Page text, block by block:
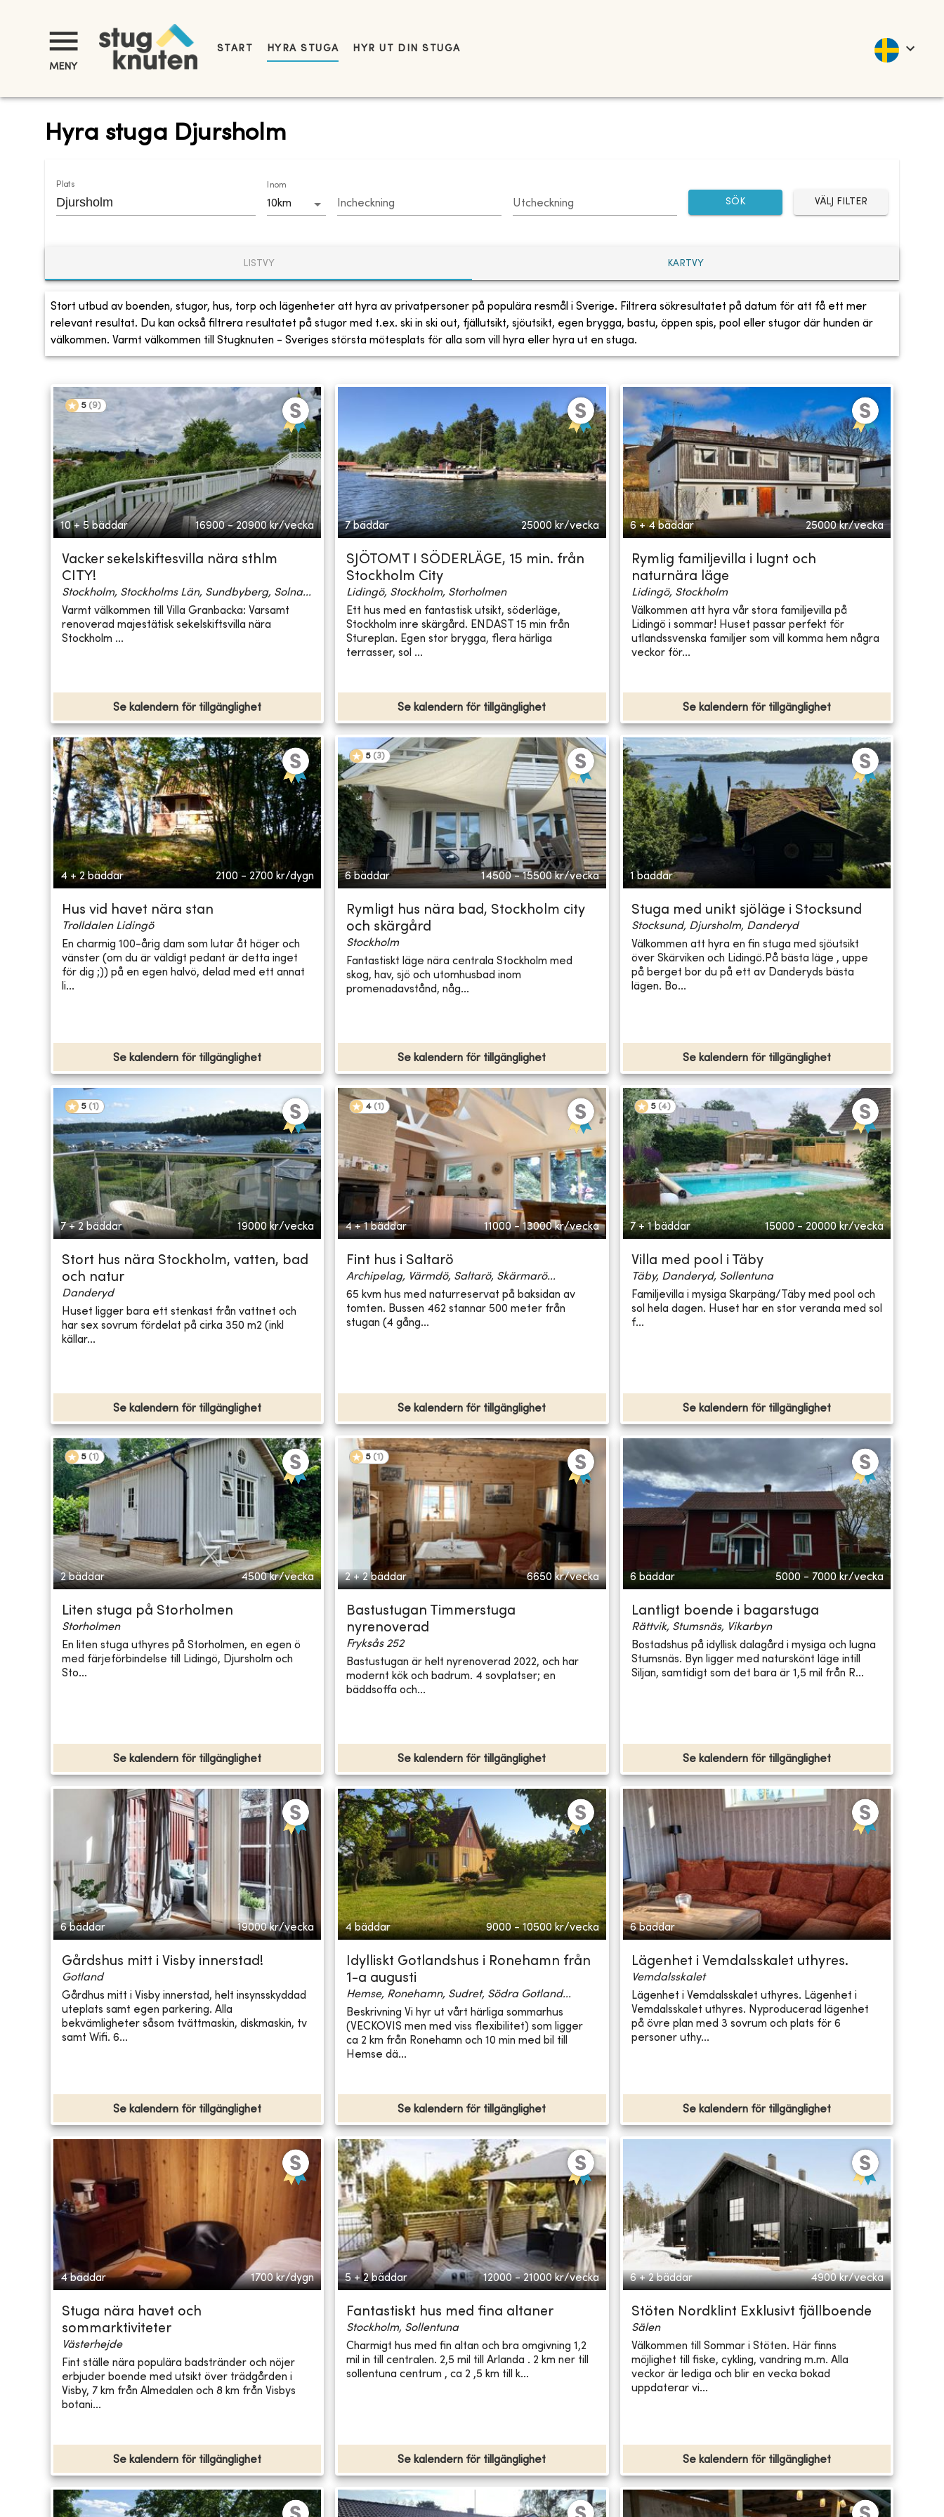
MENY
START HYRA STUGA HYR UT DIN STUGA
Hyra stuga Djursholm
Plats Inom
10km Incheckning Utcheckning SÖK VÄLJ FILTER
LISTVY KARTVY
Stort utbud av boenden, stugor, hus, torp och lägenheter att hyra av privatpersoner på populära resmål i Sverige. Filtrera sökresultatet på datum för att få ett mer
relevant resultat. Du kan också filtrera resultatet på stugor med t.ex. ski in ski out, fjällutsikt, sjöutsikt, egen brygga, bastu, öppen spis, pool eller stugor där hunden är
välkommen. Varmt välkommen till Stugknuten - Sveriges största mötesplats för alla som vill hyra eller hyra ut en stuga.
5 (9)
10 + 5 bäddar 16900 - 20900 kr/vecka
Vacker sekelskiftesvilla nära sthlm
CITY!
Stockholm, Stockholms Län, Sundbyberg, Solna...
Varmt välkommen till Villa Granbacka: Varsamt
renoverad majestätisk sekelskiftsvilla nära
Stockholm ...
Se kalendern för tillgänglighet
7 bäddar 25000 kr/vecka
SJÖTOMT I SÖDERLÄGE, 15 min. från
Stockholm City
Lidingö, Stockholm, Storholmen
Ett hus med en fantastisk utsikt, söderläge,
Stockholm inre skärgård. ENDAST 15 min från
Stureplan. Egen stor brygga, flera härliga
terrasser, sol ...
Se kalendern för tillgänglighet
6 + 4 bäddar 25000 kr/vecka
Rymlig familjevilla i lugnt och
naturnära läge
Lidingö, Stockholm
Välkommen att hyra vår stora familjevilla på
Lidingö i sommar! Huset passar perfekt för
utlandssvenska familjer som vill komma hem några
veckor för...
Se kalendern för tillgänglighet
4 + 2 bäddar 2100 - 2700 kr/dygn
Hus vid havet nära stan
Trolldalen Lidingö
En charmig 100-årig dam som lutar åt höger och
vänster (om du är väldigt pedant är detta inget
för dig ;)) på en egen halvö, delad med ett annat
li...
Se kalendern för tillgänglighet
5 (3)
6 bäddar 14500 - 15500 kr/vecka
Rymligt hus nära bad, Stockholm city
och skärgård
Stockholm
Fantastiskt läge nära centrala Stockholm med
skog, hav, sjö och utomhusbad inom
promenadavstånd, någ...
Se kalendern för tillgänglighet
1 bäddar
Stuga med unikt sjöläge i Stocksund
Stocksund, Djursholm, Danderyd
Välkommen att hyra en fin stuga med sjöutsikt
över Skärviken och Lidingö.På bästa läge , uppe
på berget bor du på ett av Danderyds bästa
lägen. Bo...
Se kalendern för tillgänglighet
5 (1 )
7 + 2 bäddar 19000 kr/vecka
Stort hus nära Stockholm, vatten, bad
och natur
Danderyd
Huset ligger bara ett stenkast från vattnet och
har sex sovrum fördelat på cirka 350 m2 (inkl
källar...
Se kalendern för tillgänglighet
4 (1 )
4 + 1 bäddar 11000 - 13000 kr/vecka
Fint hus i Saltarö
Archipelag, Värmdö, Saltarö, Skärmarö...
65 kvm hus med naturreservat på baksidan av
tomten. Bussen 462 stannar 500 meter från
stugan (4 gång...
Se kalendern för tillgänglighet
5 (4)
7 + 1 bäddar 15000 - 20000 kr/vecka
Villa med pool i Täby
Täby, Danderyd, Sollentuna
Familjevilla i mysiga Skarpäng/Täby med pool och
sol hela dagen. Huset har en stor veranda med sol
f...
Se kalendern för tillgänglighet
5 (1 )
2 bäddar 4500 kr/vecka
Liten stuga på Storholmen
Storholmen
En liten stuga uthyres på Storholmen, en egen ö
med färjeförbindelse till Lidingö, Djursholm och
Sto...
Se kalendern för tillgänglighet
5 (1 )
2 + 2 bäddar 6650 kr/vecka
Bastustugan Timmerstuga
nyrenoverad
Fryksås 252
Bastustugan är helt nyrenoverad 2022, och har
modernt kök och badrum. 4 sovplatser; en
bäddsoffa och...
Se kalendern för tillgänglighet
6 bäddar 5000 - 7000 kr/vecka
Lantligt boende i bagarstuga
Rättvik, Stumsnäs, Vikarbyn
Bostadshus på idyllisk dalagård i mysiga och lugna
Stumsnäs. Byn ligger med naturskönt läge intill
Siljan, samtidigt som det bara är 1,5 mil från R...
Se kalendern för tillgänglighet
6 bäddar 19000 kr/vecka
Gårdshus mitt i Visby innerstad!
Gotland
Gårdhus mitt i Visby innerstad, helt insynsskyddad
uteplats samt egen parkering. Alla
bekvämligheter såsom tvättmaskin, diskmaskin, tv
samt Wifi. 6...
Se kalendern för tillgänglighet
4 bäddar 9000 - 10500 kr/vecka
Idylliskt Gotlandshus i Ronehamn från
1-a augusti
Hemse, Ronehamn, Sudret, Södra Gotland...
Beskrivning Vi hyr ut vårt härliga sommarhus
(VECKOVIS men med viss flexibilitet) som ligger
ca 2 km från Ronehamn och 10 min med bil till
Hemse dä...
Se kalendern för tillgänglighet
6 bäddar
Lägenhet i Vemdalsskalet uthyres.
Vemdalsskalet
Lägenhet i Vemdalsskalet uthyres. Lägenhet i
Vemdalsskalet uthyres. Nyproducerad lägenhet
på övre plan med 3 sovrum och plats för 6
personer uthy...
Se kalendern för tillgänglighet
4 bäddar 1700 kr/dygn
Stuga nära havet och
sommarktiviteter
Västerhejde
Fint ställe nära populära badstränder och nöjer
erbjuder boende med utsikt över trädgården i
Visby, 7 km från Almedalen och 8 km från Visbys
botani...
Se kalendern för tillgänglighet
5 + 2 bäddar 12000 - 21000 kr/vecka
Fantastiskt hus med fina altaner
Stockholm, Sollentuna
Charmigt hus med fin altan och bra omgivning 1,2
mil in till centralen. 2,5 mil till Arlanda . 2 km ner till
sollentuna centrum , ca 2 ,5 km till k...
Se kalendern för tillgänglighet
6 + 2 bäddar 4900 kr/vecka
Stöten Nordklint Exklusivt fjällboende
Sälen
Välkommen till Sommar i Stöten. Här finns
möjlighet till fiske, cykling, vandring m.m. Alla
veckor är lediga och blir en vecka bokad
uppdaterar vi...
Se kalendern för tillgänglighet